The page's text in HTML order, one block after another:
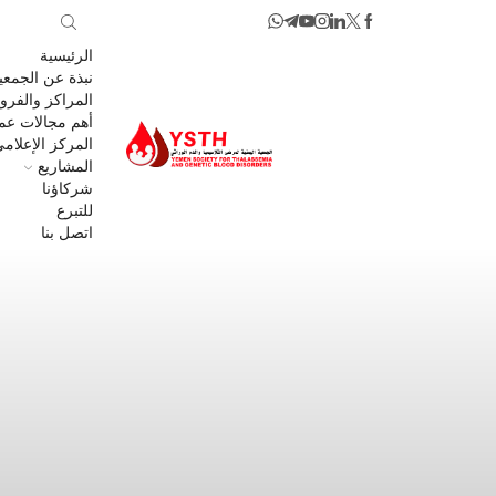
الرئيسية
نبذة عن
المراكز
أهم مجالات
المركز
المشاريع
شركاؤنا
للتبرع
اتصل بنا